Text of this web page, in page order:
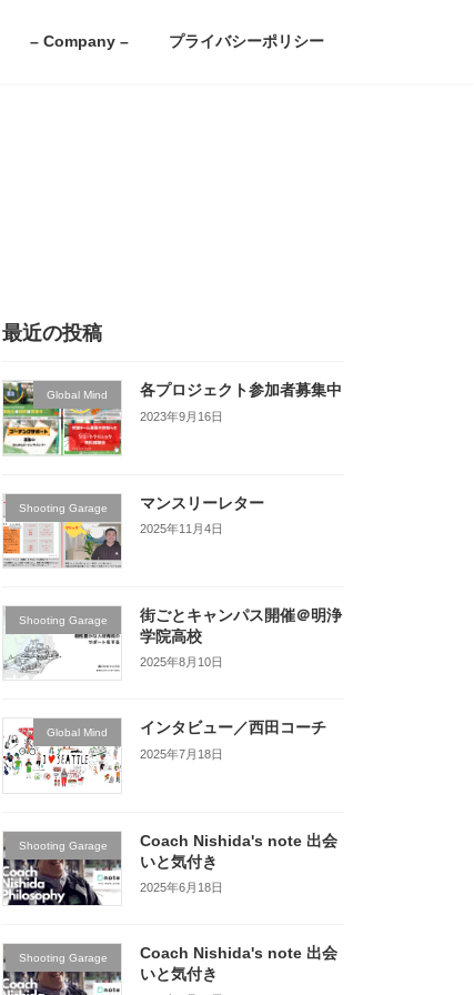
– Company – プライバシーポリシー
最近の投稿
Global Mind 各プロジェクト参加者募集中
2023年9月16日
Shooting Garage マンスリーレター
2025年11月4日
Shooting Garage
街ごとキャンパス開催＠明浄
学院高校
2025年8月10日
Global Mind インタビュー／西田コーチ
2025年7月18日
Shooting Garage
Coach Nishida's note 出会
いと気付き
2025年6月18日
Shooting Garage
Coach Nishida's note 出会
いと気付き